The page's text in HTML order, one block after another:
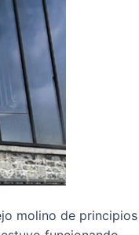
molino de principios